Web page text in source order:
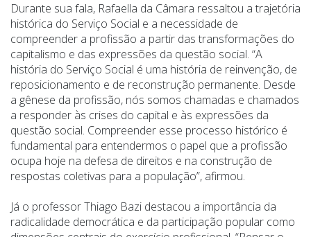
Durante sua fala, Rafaella da Câmara ressaltou a trajetória
histórica do Serviço Social e a necessidade de
compreender a profissão a partir das transformações do
capitalismo e das expressões da questão social. “A
história do Serviço Social é uma história de reinvenção, de
reposicionamento e de reconstrução permanente. Desde
a gênese da profissão, nós somos chamadas e chamados
a responder às crises do capital e às expressões da
questão social. Compreender esse processo histórico é
fundamental para entendermos o papel que a profissão
ocupa hoje na defesa de direitos e na construção de
respostas coletivas para a população”, afirmou.
Já o professor Thiago Bazi destacou a importância da
radicalidade democrática e da participação popular como